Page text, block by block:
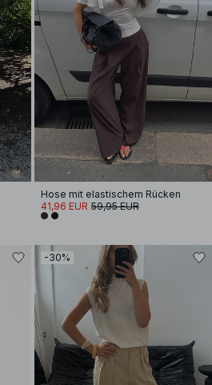
Hose mit elastischem Rücken
41,96 EUR 59,95 EUR
-30%